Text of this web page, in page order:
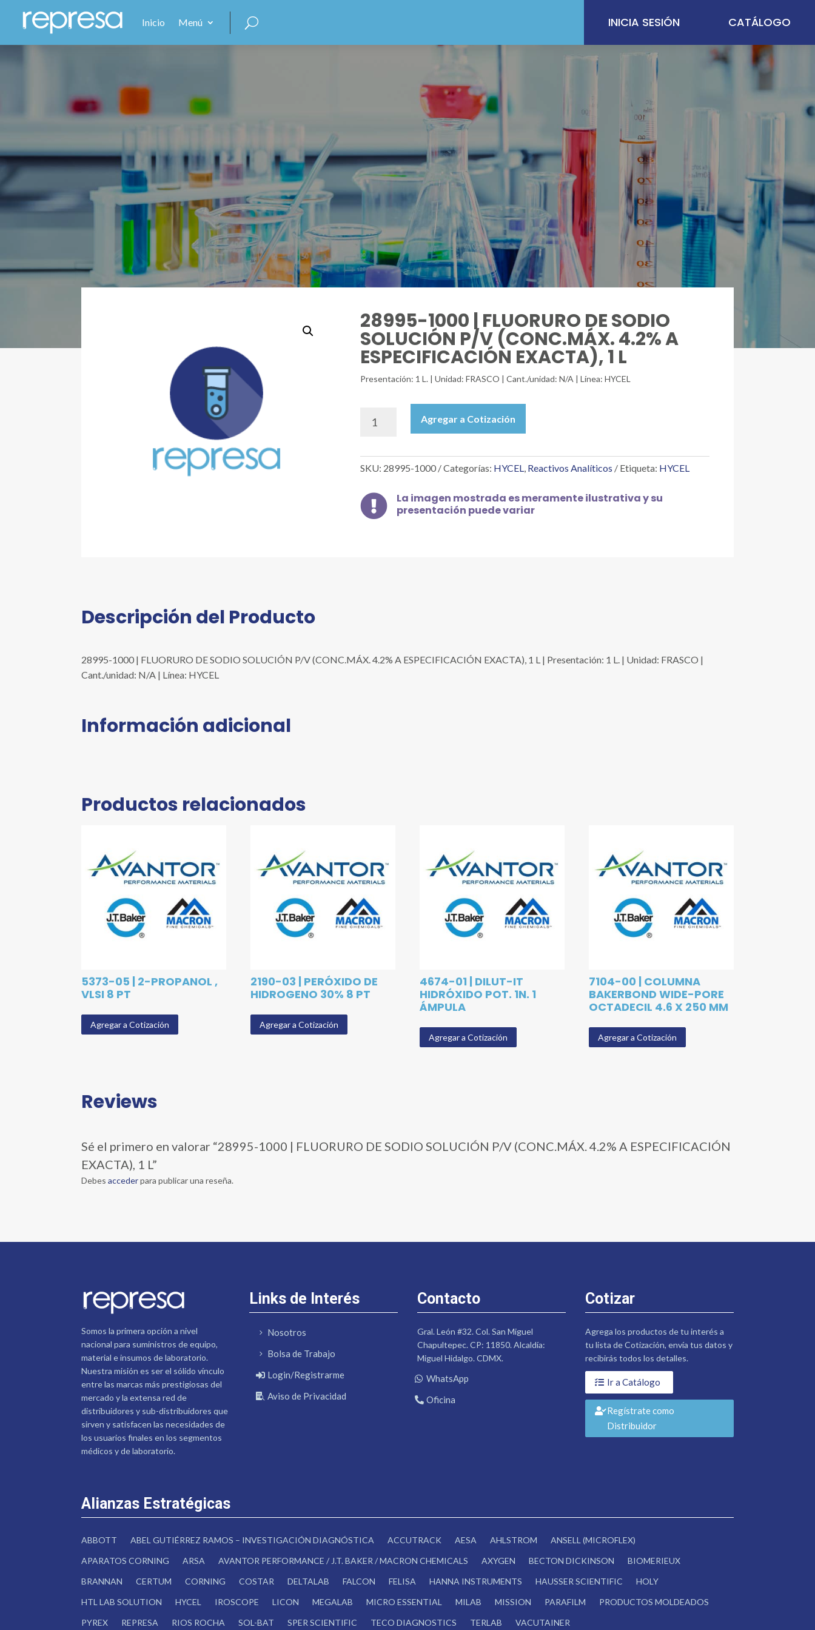
Inicio Menú INICIA SESIÓN CATÁLOGO
28995-1000 | FLUORURO DE SODIO
SOLUCIÓN P/V (CONC.MÁX. 4.2% A
ESPECIFICACIÓN EXACTA), 1 L
Presentación: 1 L. | Unidad: FRASCO | Cant./unidad: N/A | Línea: HYCEL
1000
FLUORURO
DE
SOLUCIÓN
P/V
Agregar a Cotización
SKU: 28995-1000 Categorías: HYCEL, Reactivos Analíticos Etiqueta: HYCEL

La imagen mostrada es meramente ilustrativa y su
presentación puede variar
Descripción del Producto
28995-1000 | FLUORURO DE SODIO SOLUCIÓN P/V (CONC.MÁX. 4.2% A ESPECIFICACIÓN EXACTA), 1 L | Presentación: 1 L. | Unidad: FRASCO |
Cant./unidad: N/A | Línea: HYCEL
Información adicional
Productos relacionados
5373-05 | 2-PROPANOL ,
VLSI 8 PT
Agregar a Cotización
2190-03 | PERÓXIDO DE
HIDROGENO 30% 8 PT
Agregar a Cotización
4674-01 | DILUT-IT
HIDRÓXIDO POT. 1N. 1
ÁMPULA
Agregar a Cotización
7104-00 | COLUMNA
BAKERBOND WIDE-PORE
OCTADECIL 4.6 X 250 MM
Agregar a Cotización
Reviews
Sé el primero en valorar “28995-1000 | FLUORURO DE SODIO SOLUCIÓN P/V (CONC.MÁX. 4.2% A ESPECIFICACIÓN
EXACTA), 1 L”
Debesaccederpara publicar una reseña.
Somos la primera opción a nivel
nacional para suministros de equipo,
material e insumos de laboratorio.
Nuestra misión es ser el sólido vínculo
entre las marcas más prestigiosas del
mercado y la extensa red de
distribuidores y sub-distribuidores que
sirven y satisfacen las necesidades de
los usuarios finales en los segmentos
médicos y de laboratorio.
Links de Interés
Nosotros
Bolsa de Trabajo
Login/Registrarme
Aviso de Privacidad
Contacto
Gral. León #32. Col. San Miguel
Chapultepec. CP: 11850. Alcaldía:
Miguel Hidalgo. CDMX.
WhatsApp
Oficina
Cotizar
Agrega los productos de tu interés a
tu lista de Cotización, envía tus datos y
recibirás todos los detalles.
Ir a Catálogo
Regístrate como
Distribuidor
Alianzas Estratégicas
ABBOTT ABEL GUTIÉRREZ RAMOS – INVESTIGACIÓN DIAGNÓSTICA ACCUTRACK AESA AHLSTROM
ANSELL (MICROFLEX)
APARATOS CORNING
ARSA AVANTOR PERFORMANCE / J.T. BAKER / MACRON CHEMICALS AXYGEN BECTON DICKINSON
BIOMERIEUX
BRANNAN
CERTUM CORNING COSTAR DELTALAB FALCON FELISA HANNA INSTRUMENTS HAUSSER SCIENTIFIC
HOLY
HTL LAB SOLUTION
HYCEL IROSCOPE LICON MEGALAB MICRO ESSENTIAL MILAB MISSION PARAFILM
PRODUCTOS MOLDEADOS
PYREX
REPRESA RIOS ROCHA SOL-BAT SPER SCIENTIFIC TECO DIAGNOSTICS TERLAB VACUTAINER